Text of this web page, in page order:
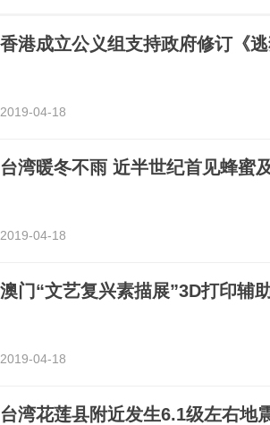
香港成立公义组支持政府修订《逃
2019-04-18
台湾暖冬不雨 近半世纪首见蜂蜜
2019-04-18
澳门“文艺复兴素描展”3D打印辅
2019-04-18
台湾花莲县附近发生6.1级左右地